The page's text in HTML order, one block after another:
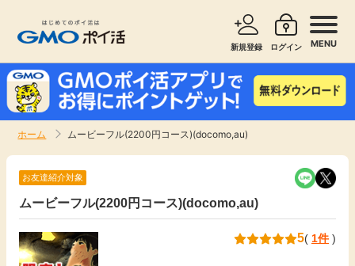
新規登録 ログイン MENU
ホーム ムービーフル(2200円コース)(docomo,au)
新着
高還元
サービスで探す ショッピングで探す
無料サービス
エンタメ
お友達紹介対象
ムービーフル(2200円コース)(docomo,au)
5( 1件)